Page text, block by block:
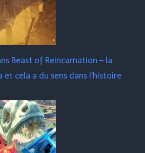
Beast of Reincarnation – la
et cela a du sens dans l'histoire